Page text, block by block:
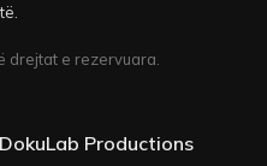
drejtat e rezervuara.
DokuLab Productions